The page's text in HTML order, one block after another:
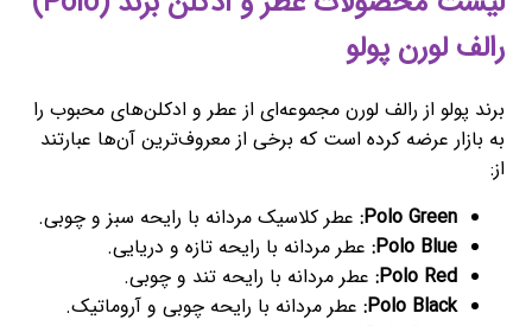
رالف لورن پولو
برند پولو از رالف لورن مجموعه‌ای از عطر و ادکلن‌های محبوب را
به بازار عرضه کرده است که برخی از معروف‌ترین آن‌ها عبارتند
از:
Polo Green: عطر کلاسیک مردانه با رایحه سبز و چوبی.
Polo Blue: عطر مردانه با رایحه تازه و دریایی.
Polo Red: عطر مردانه با رایحه تند و چوبی.
Polo Black: عطر مردانه با رایحه چوبی و آروماتیک.